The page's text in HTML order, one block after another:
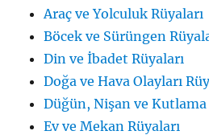
Araç ve Yolculuk Rüyaları
Böcek ve Sürüngen
Din ve İbadet Rüyaları
Doğa ve Hava Olayları
Düğün, Nişan ve Kutlama
Ev ve Mekan Rüyaları